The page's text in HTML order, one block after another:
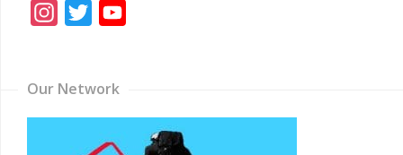
Instagram
Twitter
Our Network